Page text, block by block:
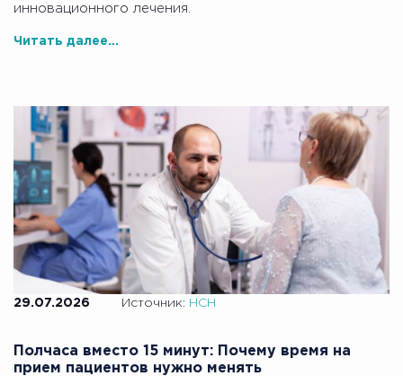
инновационного лечения.
Читать далее...
29.07.2026 Источник: НСН
Полчаса вместо 15 минут: Почему время на
прием пациентов нужно менять